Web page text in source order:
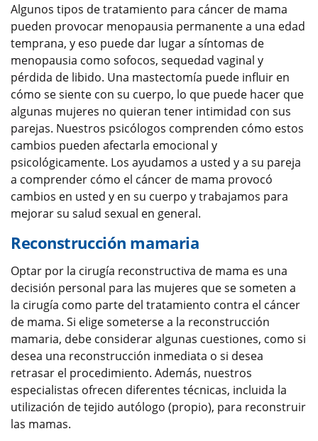
Algunos tipos de tratamiento para cáncer de mama
pueden provocar menopausia permanente a una edad
temprana, y eso puede dar lugar a síntomas de
menopausia como sofocos, sequedad vaginal y
pérdida de libido. Una mastectomía puede influir en
cómo se siente con su cuerpo, lo que puede hacer que
algunas mujeres no quieran tener intimidad con sus
parejas. Nuestros psicólogos comprenden cómo estos
cambios pueden afectarla emocional y
psicológicamente. Los ayudamos a usted y a su pareja
a comprender cómo el cáncer de mama provocó
cambios en usted y en su cuerpo y trabajamos para
mejorar su salud sexual en general.
Reconstrucción mamaria
Optar por la cirugía reconstructiva de mama es una
decisión personal para las mujeres que se someten a
la cirugía como parte del tratamiento contra el cáncer
de mama. Si elige someterse a la reconstrucción
mamaria, debe considerar algunas cuestiones, como si
desea una reconstrucción inmediata o si desea
retrasar el procedimiento. Además, nuestros
especialistas ofrecen diferentes técnicas, incluida la
utilización de tejido autólogo (propio), para reconstruir
las mamas.